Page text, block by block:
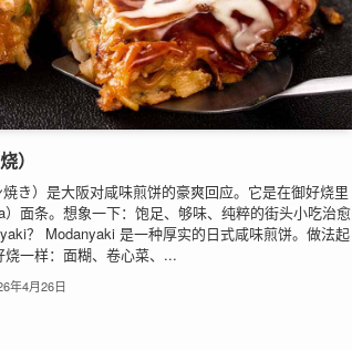
）
き）是大阪对咸味煎饼的豪爽回应。它是在御好烧里
面条。想象一下：饱足、够味、纯粹的街头小吃治愈
？ Modanyaki 是一种厚实的日式咸味煎饼。做法起
一样：面糊、卷心菜、...
年4月26日